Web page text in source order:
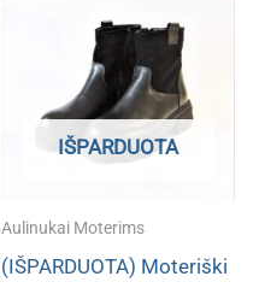
IŠPARDUOTA
Aulinukai Moterims
(IŠPARDUOTA) Moteriški